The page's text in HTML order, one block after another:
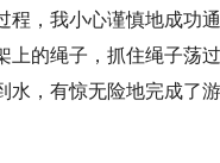
程，我小心谨慎地成功
上的绳子，抓住绳子荡
水，有惊无险地完成了